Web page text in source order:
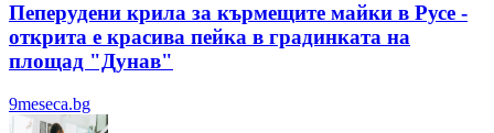
Пеперудени крила за кърмещите майки в Русе -
открита е красива пейка в градинката на
площад "Дунав"
9meseca.bg